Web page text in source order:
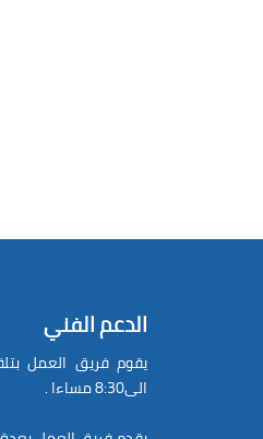
الدعم الفني
الى8:30 مساءا .